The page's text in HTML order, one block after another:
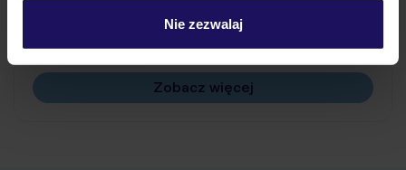
Nie zezwalaj
Na jakiej podstawie i gdzie otrzymam karty
pokładowe/bilety lotnicze?
Zobacz więcej